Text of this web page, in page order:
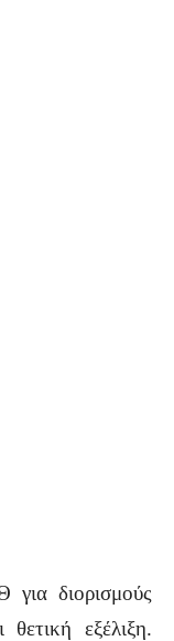
διορισμούς
θετική εξέλιξη.